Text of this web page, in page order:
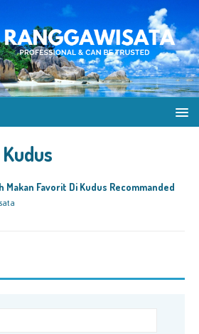
Makan Favorit Di Kudus Recommanded